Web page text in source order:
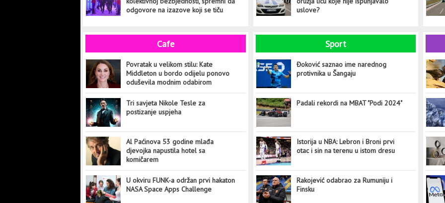
odgovore na izazove koji se tiču
uslove?
Cafe
Povratak u velikom stilu: Kate
Middleton u bordo odijelu ponovo
oduševila modnim odabirom
Tri savjeta Nikole Tesle za
postizanje uspjeha
Al Paćinova 53 godine mlađa
djevojka napustila hotel sa
komičarem
U okviru FUNK-a održan prvi hakaton
NASA Space Apps Challenge
Sport
Đoković saznao ime narednog
protivnika u Šangaju
Padali rekordi na MBAT "Podi 2024"
Istorija u NBA: Lebron i Broni prvi
otac i sin na terenu u istom dresu
Rakojević odabrao za Rumuniju i
Finsku